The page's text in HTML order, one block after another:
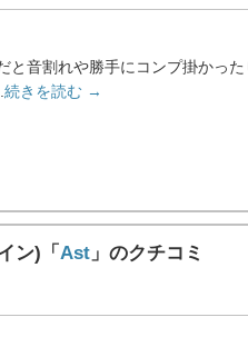
と音割れや勝手にコンプ掛かっ
続きを読む →
ン)「 Ast 」のクチコミ